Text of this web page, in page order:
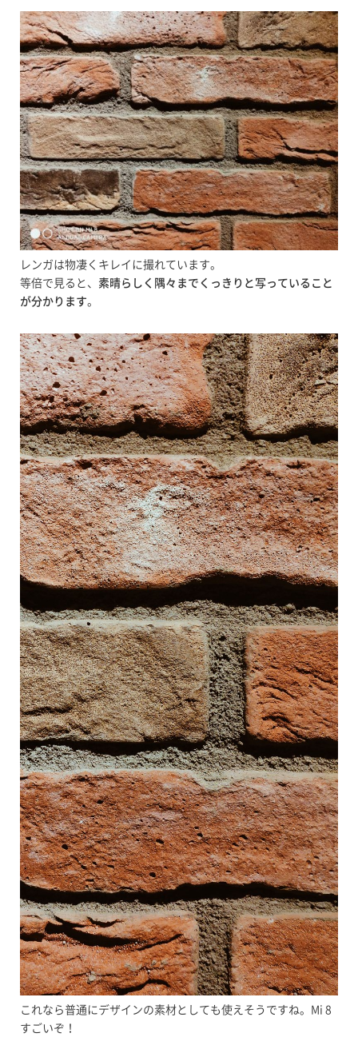
レンガは物凄くキレイに撮れています。
等倍で見ると、 素晴らしく隅々までくっきりと写っていること
が分かります。
これなら普通にデザインの素材としても使えそうですね。Mi 8
すごいぞ！